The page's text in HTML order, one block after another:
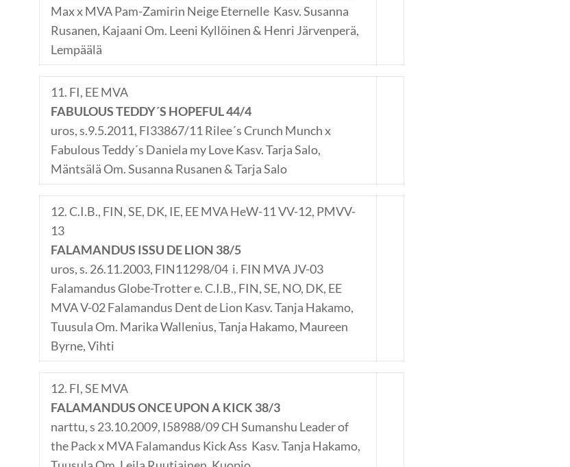
Max x MVA Pam-Zamirin Neige Eternelle Kasv. Susanna
Rusanen, Kajaani Om. Leeni Kyllöinen & Henri Järvenperä,
Lempäälä
11. FI, EE MVA
FABULOUS TEDDY´S HOPEFUL 44/4
uros, s.9.5.2011, FI33867/11 Rilee´s Crunch Munch x
Fabulous Teddy´s Daniela my Love Kasv. Tarja Salo,
Mäntsälä Om. Susanna Rusanen & Tarja Salo
12. C.I.B., FIN, SE, DK, IE, EE MVA HeW-11 VV-12, PMVV-
13
FALAMANDUS ISSU DE LION 38/5
uros, s. 26.11.2003, FIN11298/04 i. FIN MVA JV-03
Falamandus Globe-Trotter e. C.I.B., FIN, SE, NO, DK, EE
MVA V-02 Falamandus Dent de Lion Kasv. Tanja Hakamo,
Tuusula Om. Marika Wallenius, Tanja Hakamo, Maureen
Byrne, Vihti
12. FI, SE MVA
FALAMANDUS ONCE UPON A KICK 38/3
narttu, s 23.10.2009, I58988/09 CH Sumanshu Leader of
the Pack x MVA Falamandus Kick Ass Kasv. Tanja Hakamo,